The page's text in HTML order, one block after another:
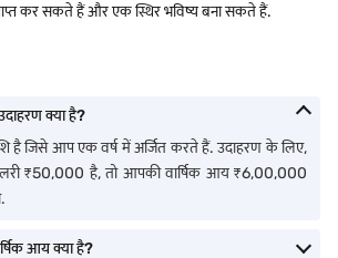
कर सकते हैं और एक स्थिर भविष्य बना सकते हैं.
क्या है?
है जिसे आप एक वर्ष में अर्जित करते हैं. उदाहरण के लिए,
₹50,000 है, तो आपकी वार्षिक आय ₹6,00,000
आय क्या है?